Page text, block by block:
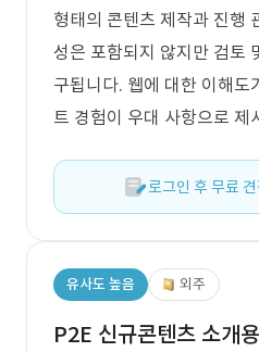
형태의 콘텐츠 제작과 진행
성은 포함되지 않지만 검토
구됩니다. 웹에 대한 이해도
트 경험이 우대 사항으로 제
로그인 후 무료
유사도 높음 외주
P2E 신규콘텐츠 소개